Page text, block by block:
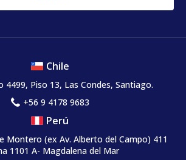
Chile
4499, Piso 13, Las Condes, Santiago.
+56 9 4178 9683
Perú
Montero (ex Av. Alberto del Campo) 411
1101 A- Magdalena del Mar